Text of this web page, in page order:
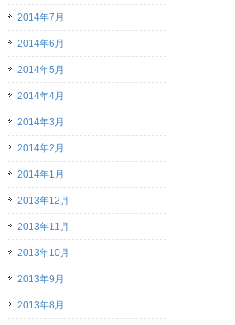
2014年7月
2014年6月
2014年5月
2014年4月
2014年3月
2014年2月
2014年1月
2013年12月
2013年11月
2013年10月
2013年9月
2013年8月